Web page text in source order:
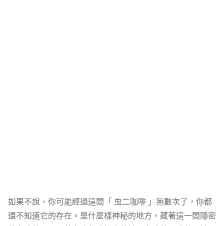
如果不說，你可能經過這間「 虫二咖啡 」無數次了，你都
還不知道它的存在。是什麼樣神秘的地方，藏著這一間隱密